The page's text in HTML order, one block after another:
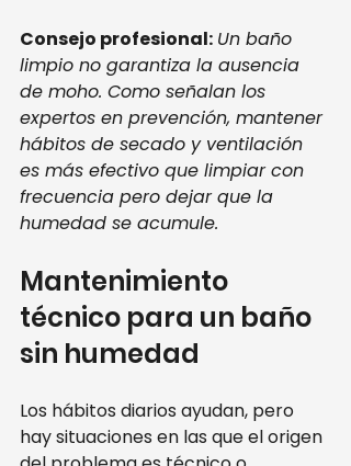
Consejo profesional: Un baño
limpio no garantiza la ausencia
de moho. Como señalan los
expertos en prevención, mantener
hábitos de secado y ventilación
es más efectivo que limpiar con
frecuencia pero dejar que la
humedad se acumule.
Mantenimiento
técnico para un baño
sin humedad
Los hábitos diarios ayudan, pero
hay situaciones en las que el origen